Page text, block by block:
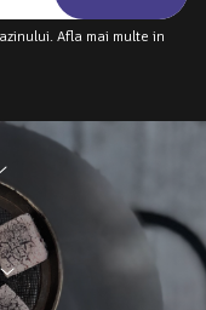
Afla mai multe in